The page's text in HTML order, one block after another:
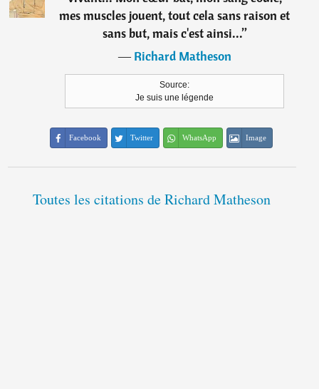
mes muscles jouent, tout cela sans raison et
sans but, mais c'est ainsi...”
―Richard Matheson
Source:
Je suis une légende
Facebook Twitter WhatsApp Image
Toutes les citations de Richard Matheson